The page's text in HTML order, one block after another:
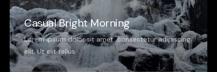
Casual Bright Morning
Lorem ipsum dolor sit amet, consectetur adipiscing
elit. Ut elit tellus.